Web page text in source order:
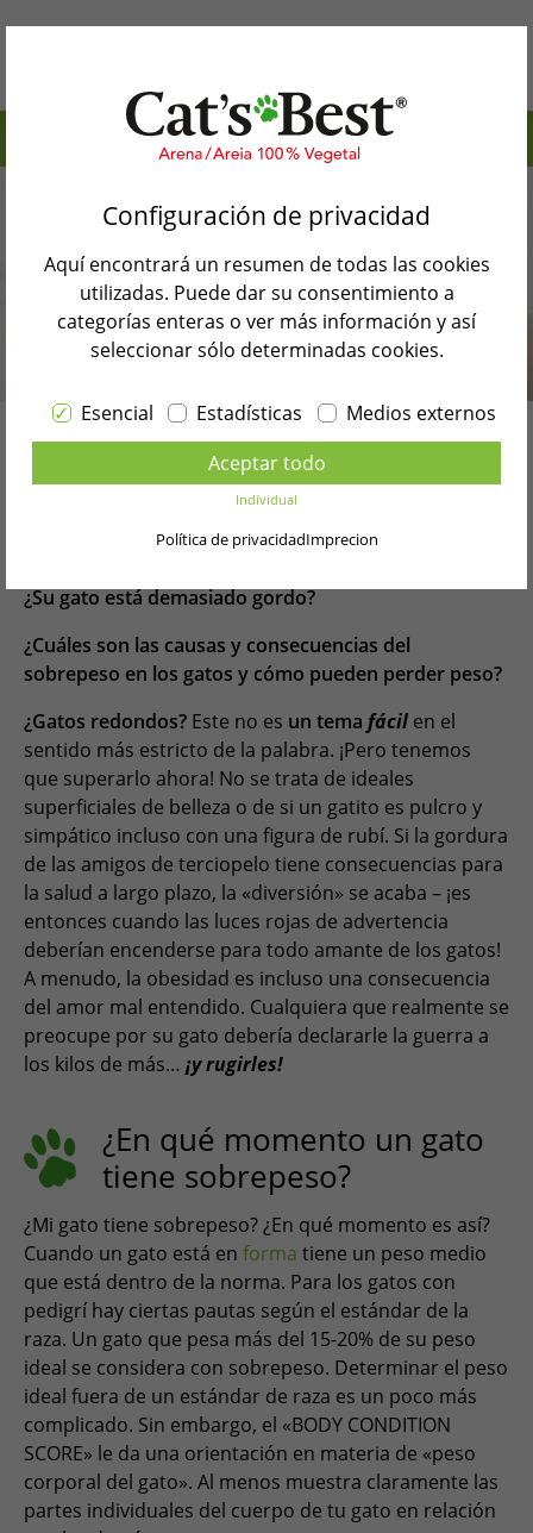
Por qué Cat’s Best
Nuestros productos
Blog de gatos
Búsqueda de tiendas
Seleccione el idioma
ENGLISH
NEDERLANDS
PORTUGUÊS
FRANÇAIS
ITALIANO
POLSKI
PORTUGUÊS BRASIL
简体中文
日本語
ČEŠTINA
ESPAÑOL, MÉXICO
EESTI
Gatos gordos: Nutrición y
pérdida de peso
¿Su gato está demasiado gordo?
¿Cuáles son las causas y consecuencias del
sobrepeso en los gatos y cómo pueden perder peso?
¿Gatos redondos? Este no es un tema fácil en el
sentido más estricto de la palabra. ¡Pero tenemos
que superarlo ahora! No se trata de ideales
superficiales de belleza o de si un gatito es pulcro y
simpático incluso con una figura de rubí. Si la gordura
de las amigos de terciopelo tiene consecuencias para
la salud a largo plazo, la «diversión» se acaba – ¡es
entonces cuando las luces rojas de advertencia
deberían encenderse para todo amante de los gatos!
A menudo, la obesidad es incluso una consecuencia
del amor mal entendido. Cualquiera que realmente se
preocupe por su gato debería declararle la guerra a
los kilos de más… ¡y rugirles!
¿En qué momento un gato
tiene sobrepeso?
¿Mi gato tiene sobrepeso? ¿En qué momento es así?
Cuando un gato está en forma tiene un peso medio
que está dentro de la norma. Para los gatos con
pedigrí hay ciertas pautas según el estándar de la
raza. Un gato que pesa más del 15-20% de su peso
ideal se considera con sobrepeso. Determinar el peso
ideal fuera de un estándar de raza es un poco más
complicado. Sin embargo, el «BODY CONDITION
SCORE» le da una orientación en materia de «peso
corporal del gato». Al menos muestra claramente las
partes individuales del cuerpo de tu gato en relación
Índice de contenidos>
Causas del sobrepeso en los gatos
Consecuencias del sobrepeso en los gatos
¿Qué hacer si el gato está demasiado gordo?
sobrepeso
El gato más gordo del mundo
Configuración de privacidad
Aquí encontrará un resumen de todas las cookies
utilizadas. Puede dar su consentimiento a
categorías enteras o ver más información y así
seleccionar sólo determinadas cookies.
Esencial Estadísticas
Medios externos
Aceptar todo
Individual
Política de privacidadImprecion